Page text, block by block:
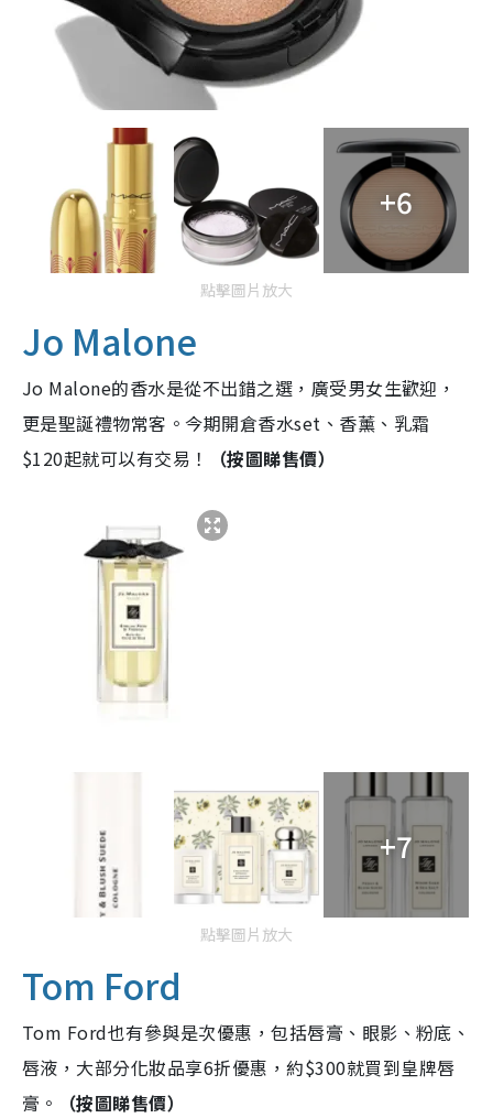
+6
點擊圖片放大
Jo Malone
Jo Malone的香水是從不出錯之選，廣受男女生歡迎，
更是聖誕禮物常客。今期開倉香水set、香薰、乳霜
$120起就可以有交易！
（按圖睇售價）
+7
點擊圖片放大
Tom Ford
Tom Ford也有參與是次優惠，包括唇膏、眼影、粉底、
唇液，大部分化妝品享6折優惠，約$300就買到皇牌唇
膏。
（按圖睇售價）